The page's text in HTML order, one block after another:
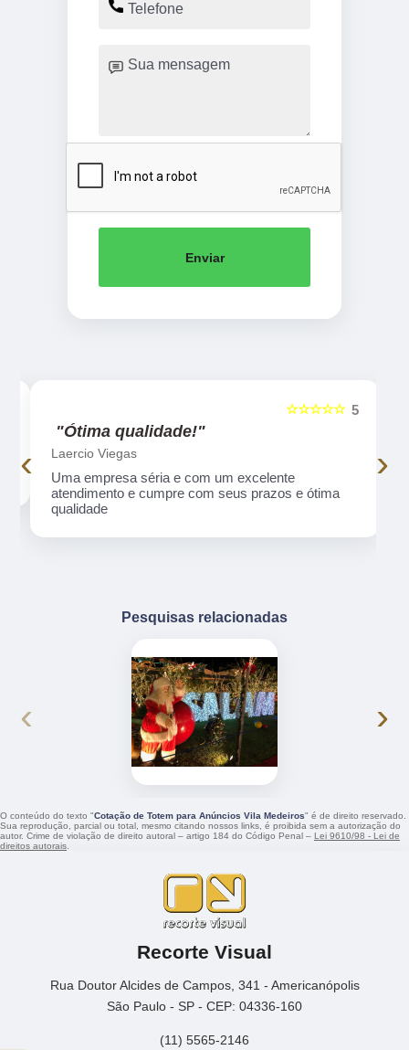
Enviar
5
☆☆☆☆☆
"Ótima qualidade!"
Laercio Viegas
Uma empresa séria e com um excelente
atendimento e cumpre com seus prazos e ótima
qualidade
‹ ›
Pesquisas relacionadas
‹ ›
O conteúdo do texto "Cotação de Totem para Anúncios Vila Medeiros" é de direito reservado.
Sua reprodução, parcial ou total, mesmo citando nossos links, é proibida sem a autorização do
autor. Crime de violação de direito autoral – artigo 184 do Código Penal – Lei 9610/98 - Lei de
direitos autorais
Recorte Visual
Rua Doutor Alcides de Campos, 341 - Americanópolis
São Paulo - SP - CEP: 04336-160
(11) 5565-2146